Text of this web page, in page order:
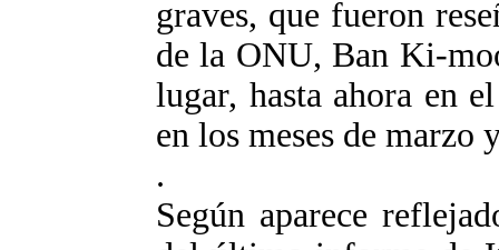
graves, que fueron
de la ONU, Ban Ki-
lugar, hasta ahora en
en los meses de marzo
.
Según aparece